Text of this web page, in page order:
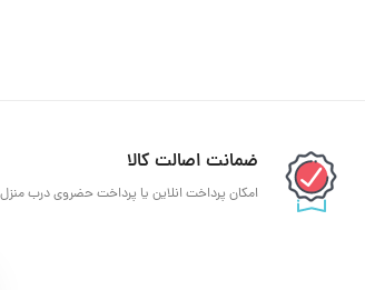
ضمانت اصالت کالا
امکان پرداخت انلاین یا پرداخت حضروی درب منزل